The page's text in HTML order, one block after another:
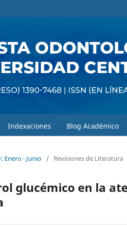
Indexaciones Blog Académico
Enero - Junio / Revisiones de Literatura
glucémico en la